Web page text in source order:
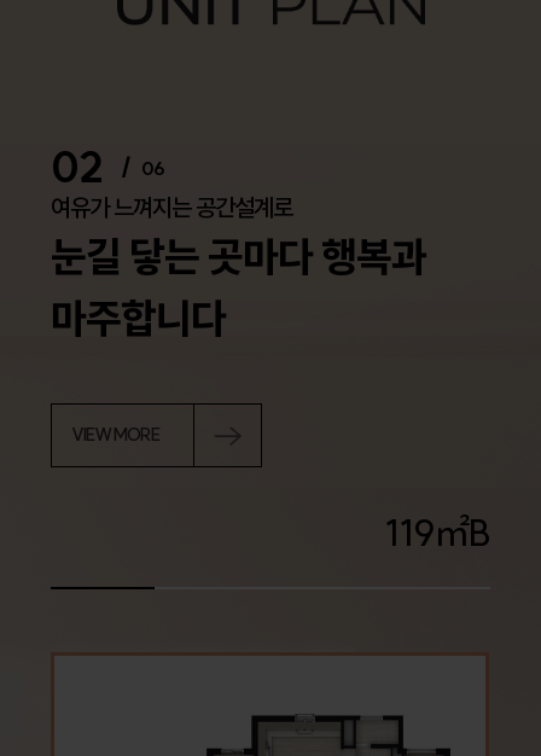
02 / 06
여유가 느껴지는 공간설계로
눈길 닿는 곳마다 행복과
마주합니다
VIEW MORE
119㎡B